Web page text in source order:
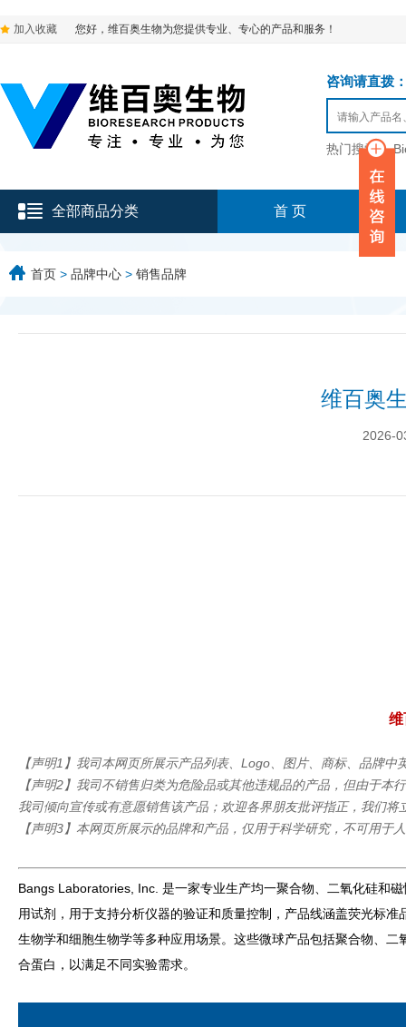
加入收藏 您好，维百奥生物为您提供专业、专心的产品和服务！
咨询请直拨
热门搜索：
全部商品分类 首 页
首页 > 品牌中心 > 销售品牌
维百奥
2026-
【声明1】我司本网页所展示产品列表、Logo、图片、商标、品牌
【声明2】我司不销售归类为危险品或其他违规品的产品，但由于
我司倾向宣传或有意愿销售该产品；欢迎各界朋友批评指正，我们将
【声明3】本网页所展示的品牌和产品，仅用于科学研究，不可用于
Bangs Laboratories, Inc. 是一家专业生产均一聚合物、二氧化硅和
用试剂，用于支持分析仪器的验证和质量控制，产品线涵盖荧光标
生物学和细胞生物学等多种应用场景。这些微球产品包括聚合物、
合蛋白，以满足不同实验需求。